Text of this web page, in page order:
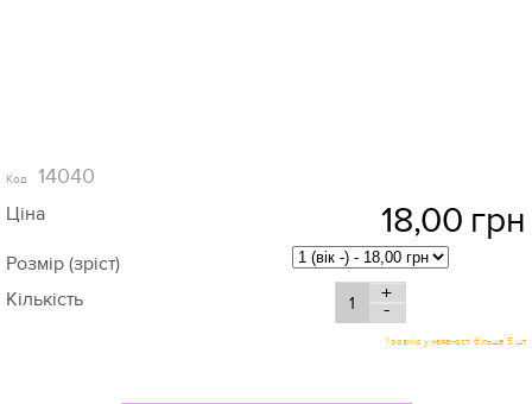
Код 14040
Ціна 18,00 грн
Розмір (зріст)
Кількість
+
-
1 розмір у наявності більше 5 шт